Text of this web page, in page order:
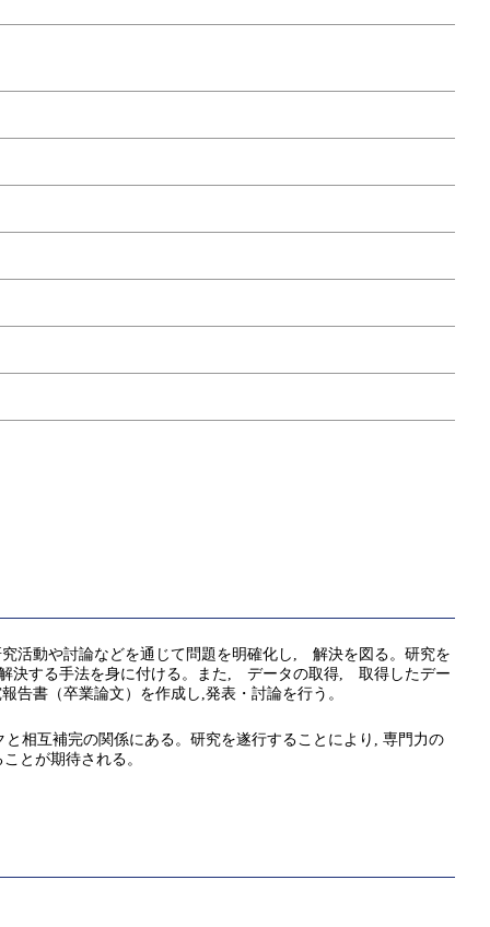
活動や討論などを通じて問題を明確化し, 解決を図る。研究を
決する手法を身に付ける。また, データの取得, 取得したデー
書（卒業論文）を作成し,発表・討論を行う。
相互補完の関係にある。研究を遂行することにより, 専門力の
とが期待される。